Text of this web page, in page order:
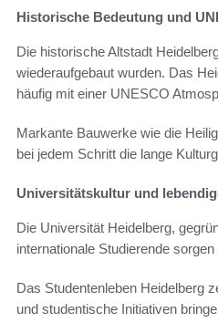
Historische Bedeutung und
Die historische Altstadt
wiederaufgebaut wurden. Das
häufig mit einer UNESCO
Markante Bauwerke wie die
bei jedem Schritt die lange
Universitätskultur und
Die Universität Heidelberg,
internationale Studierende
Das Studentenleben Heidelberg
und studentische Initiativen